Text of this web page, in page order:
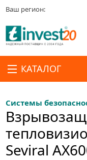
Ваш регион:
КАТАЛОГ
Системы
Seviral